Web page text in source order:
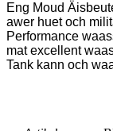
Eng Moud
awer huet och
Performance
mat excellent
Tank kann och